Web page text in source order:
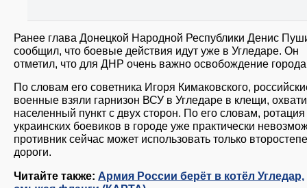
Ранее глава Донецкой Народной Республики Денис
сообщил, что боевые действия идут уже в Угледаре. Он
отметил, что для ДНР очень важно освобождение
По словам его советника Игоря Кимаковского,
военные взяли гарнизон ВСУ в Угледаре в клещи,
населенный пункт с двух сторон. По его словам, ротация
украинских боевиков в городе уже практически
противник сейчас может использовать только
дороги.
Читайте также: Армия России берёт в котёл Угледар,